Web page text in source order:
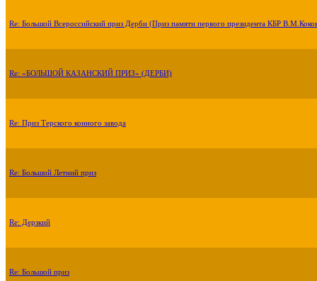
Re: Большой Всероссийский приз Дерби (Приз памяти первого президента КБР
Re: «БОЛЬШОЙ КАЗАНСКИЙ ПРИЗ» (ДЕРБИ)
Re: Приз Терского конного завода
Re: Большой Летний приз
Re: Дерзкий
Re: Большой приз